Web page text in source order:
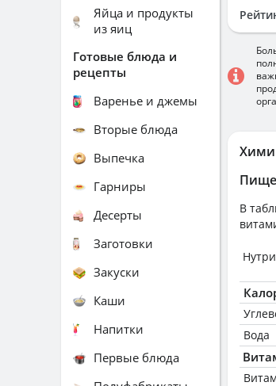
В
Вода
Яйца и продукты
из яиц
Готовые блюда и
рецепты
Варенье и джемы
Вторые блюда
Выпечка
Гарниры
Десерты
Заготовки
Закуски
Каши
Напитки
Первые блюда